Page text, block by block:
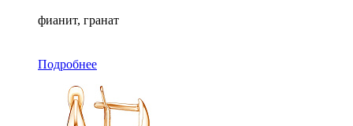
фианит, гранат
Подробнее